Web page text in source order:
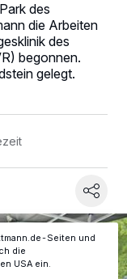
des
die Arbeiten
des
begonnen.
gelegt.
auf
Partner
Inhalte und
zu
Webseite klicken.
Seiten und
die
USA ein.